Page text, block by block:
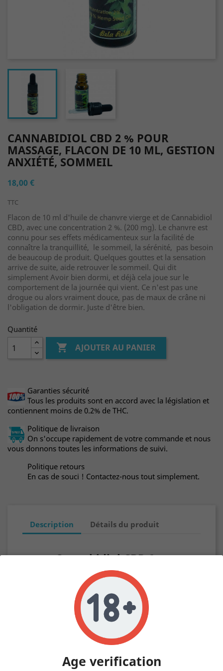
CANNABIDIOL CBD 2 % POUR
MASSAGE, FLACON DE 10 ML, GESTION
ANXIÉTÉ, SOMMEIL
18,00 €
TTC
Flacon de 10 ml d'huile de chanvre vierge et de Cannabidiol
CBD, avec une concentration 2 %. (200 mg). Le chanvre est
connu pour ses effets médicamenteux sur la facilité de
connaître la tranquillité, le sommeil, la sérénité, pas besoin
de beaucoup de produit. Quelques gouttes et la sensation
arrive de suite, aide retrouver le sommeil. Qui dit
simplement Avoir bien dormi, et déjà cela joue sur le
comportement de la journée qui vient. Ce n'est pas une
drogue ou alors vraiment douce, pas de maux de crâne ni
l'obligation de dormir. Juste d'être bien.
Quantité
 AJOUTER AU PANIER
Garanties sécurité
Tous les produits sont en accord avec la législation et
contiennent moins de 0.2% de THC.
Politique de livraison
On s'occupe rapidement de votre commande et nous
vous donnons toutes les informations de suivi.
Politique retours
En cas de souci ! Contactez-nous tout simplement.
Description Détails du produit
Cannabidiol CBD 2 %
Flacon de 10 ml de cannabidiol "CBD" concentré à
1 % avec un THC < 0.2 %
Pour une utilisation au compte-goutte sous la
langue ou en massage localisé.
Facile à utiliser, placer quelques gouttes sous la
langue, et laisser agir quelques minutes pour une
Age verification